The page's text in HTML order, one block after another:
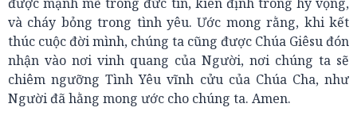
và cháy bỏng trong tình yêu. Ước mong rằng, khi kết
thúc cuộc đời mình, chúng ta cũng được Chúa Giêsu đón
nhận vào nơi vinh quang của Người, nơi chúng ta sẽ
chiêm ngưỡng Tình Yêu vĩnh cửu của Chúa Cha, như
Người đã hằng mong ước cho chúng ta. Amen.